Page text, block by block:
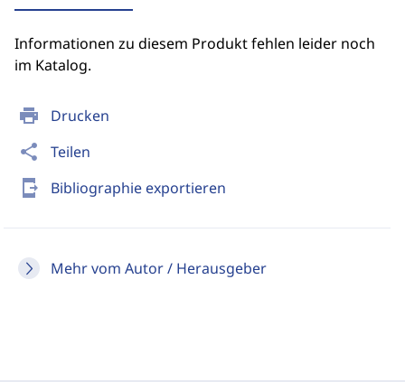
print Drucken
share Teilen
send_to_mobile Bibliographie exportieren
Mehr vom Autor / Herausgeber
Informationen zu diesem Produkt fehlen leider noch
im Katalog.